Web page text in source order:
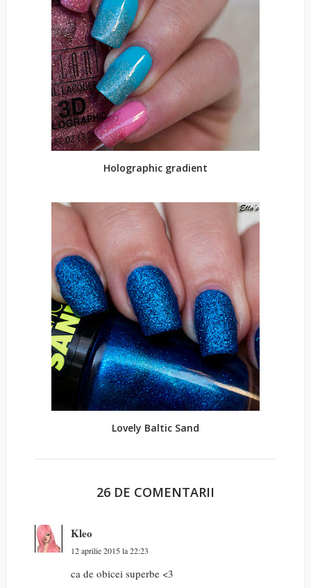
Holographic gradient
Lovely Baltic Sand
26 DE COMENTARII
Kleo
12 aprilie 2015 la 22:23
ca de obicei superbe <3